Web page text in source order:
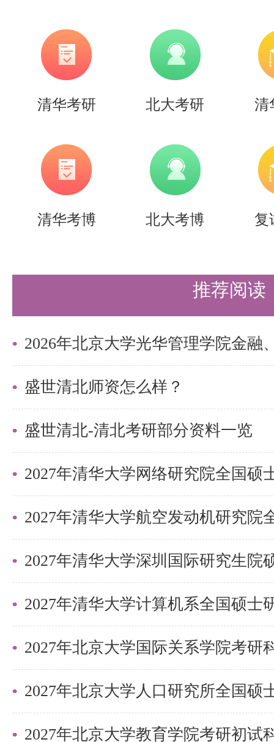
掌握质点和质点系的动量矩概念
对轴的转动惯量的计算方法，能
运动微分方程及其应用，以及质
定理解决实际问题。
动能定理
念、机械能守恒定律，能够运用
能定理）是解决动力学问题的有
运用它们解决各种复杂的动力学
个方面，内容丰富且具有一定难
生，在备考过程中要全面、系统
论与实践相结合，通过大量的练
解决实际问题的能力。相信在科
力下，考生们一定能够在考试中
己的清华梦。
以上是关于【27考研|清华大学航
理论力学考研考点剖析】的内容
北的同学们节约时间，提高上岸
需要说的是，考清北竞争大，压
清华考研 北大考研 清
清华考博 北大考博 复
推荐阅读
盛世清北师资怎么样？
盛世清北-清北考研部分资料一览
2027年清华大学深圳国际研究生院
2027年北京大学国际关系学院考研
2027年北京大学教育学院考研初试